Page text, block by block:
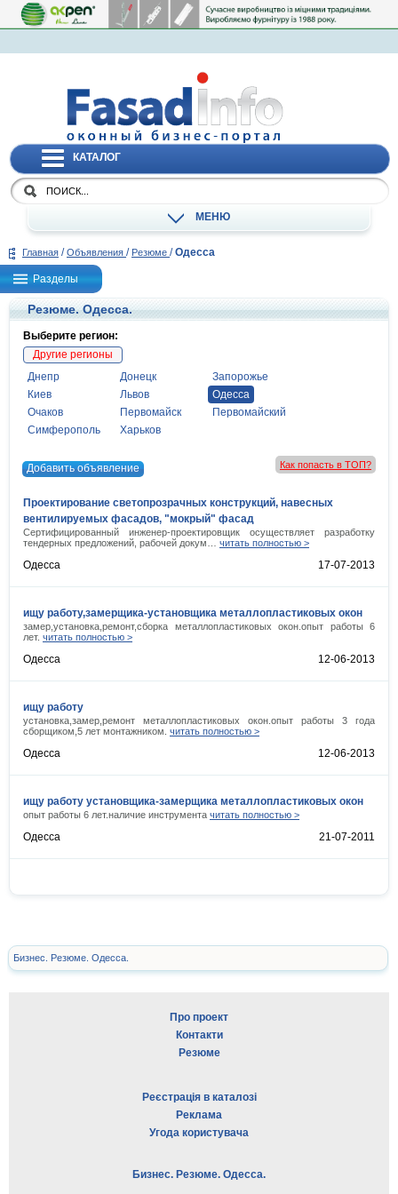
КАТАЛОГ
МЕНЮ
Главная / Объявления / Резюме / Одесса
Разделы
Резюме. Одесса.
Выберите регион:
Другие регионы
Днепр
Донецк
Запорожье
Киев
Львов
Одесса
Очаков
Первомайск
Первомайский
Симферополь
Харьков
Добавить объявление Как попасть в ТОП?
Проектирование светопрозрачных конструкций, навесных
вентилируемых фасадов, "мокрый" фасад
Сертифицированный инженер-проектировщик осуществляет разработку
тендерных предложений, рабочей докум… читать полностью >
Одесса 17-07-2013
ищу работу,замерщика-установщика металлопластиковых окон
замер,установка,ремонт,сборка металлопластиковых окон.опыт работы 6
лет. читать полностью >
Одесса 12-06-2013
ищу работу
установка,замер,ремонт металлопластиковых окон.опыт работы 3 года
сборщиком,5 лет монтажником. читать полностью >
Одесса 12-06-2013
ищу работу установщика-замерщика металлопластиковых окон
опыт работы 6 лет.наличие инструмента читать полностью >
Одесса 21-07-2011
Бизнес. Резюме. Одесса.
Про проект
Контакти
Резюме
Реєстрація в каталозі
Реклама
Угода користувача
Бизнес. Резюме. Одесса.